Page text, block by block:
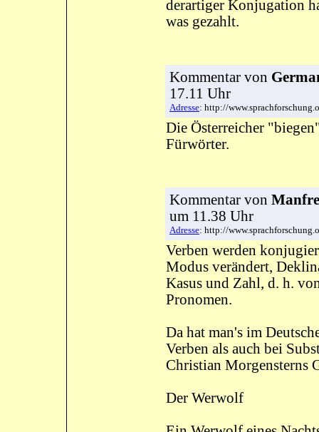
derartiger Konjugation
was gezahlt.
Kommentar von
17.11 Uhr
Adresse: http://
Die Österreicher
Fürwörter.
Kommentar von
um 11.38 Uhr
Adresse: http://
Verben werden
Modus verändert,
Kasus und Zahl, d. h.
Pronomen.
Da hat man's im
Verben als auch bei
Christian Morgensterns
Der Werwolf